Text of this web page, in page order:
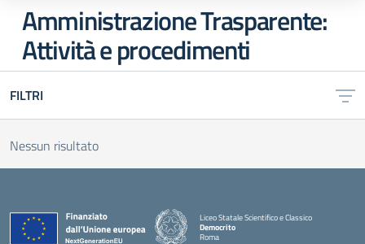
Amministrazione Trasparente:
Attività e procedimenti
FILTRI
Nessun risultato
Liceo Statale Scientifico e Classico
Democrito
Roma